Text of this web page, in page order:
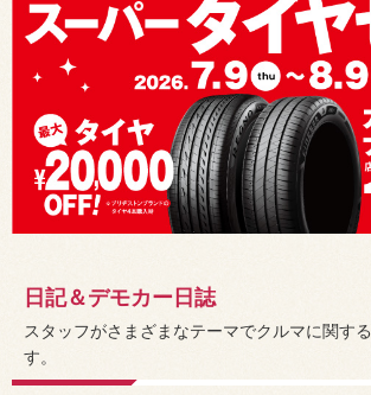
日記＆デモカー日誌
スタッフがさまざまなテーマでクルマに関す
す。